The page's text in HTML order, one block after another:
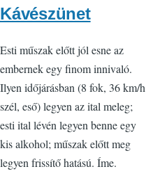
Kávészünet
Esti műszak előtt jól esne az
embernek egy finom innivaló.
Ilyen időjárásban (8 fok, 36 km/h
szél, eső) legyen az ital meleg;
esti ital lévén legyen benne egy
kis alkohol; műszak előtt meg
legyen frissítő hatású. Íme.